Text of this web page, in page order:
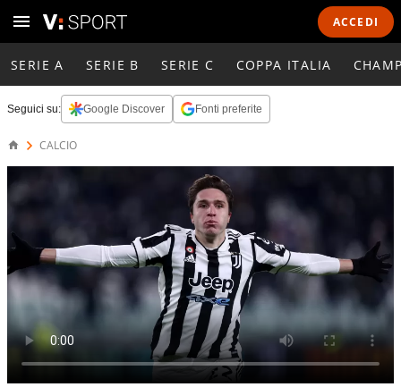
ACCEDI
SERIE A SERIE B SERIE C COPPA ITALIA
Seguici su: Google Discover Fonti preferite
CALCIO